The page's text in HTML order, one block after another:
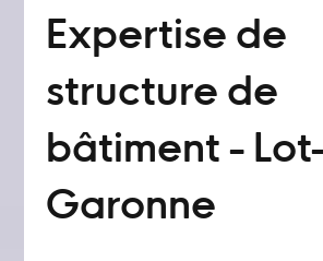
Expertise de
structure de
bâtiment -
Garonne